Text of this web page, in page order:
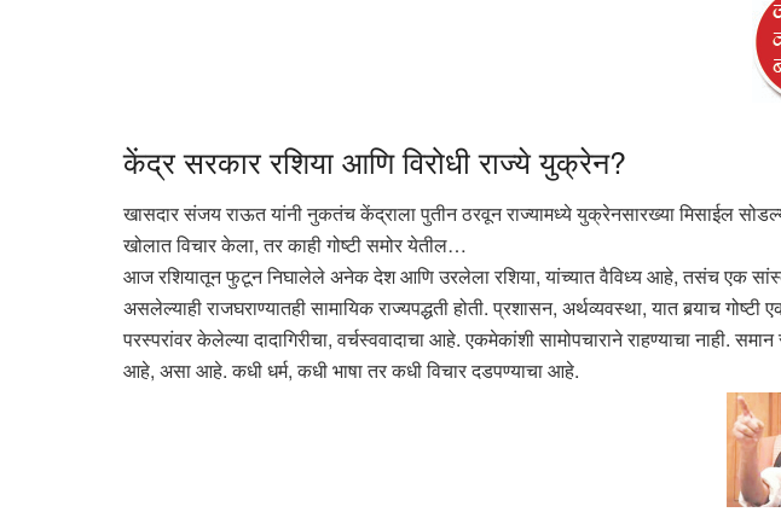
केंद्र सरकार रशिया आणि विरोधी राज्ये युक्रेन?
खासदार संजय राऊत यांनी नुकतंच केंद्राला पुतीन ठरवून राज्यामध्ये युक्रेनसारख्या मिसाईल
खोलात विचार केला, तर काही गोष्टी समोर येतील…
आज रशियातून फुटून निघालेले अनेक देश आणि उरलेला रशिया, यांच्यात वैविध्य आहे, तसंच एक
असलेल्याही राजघराण्यातही सामायिक राज्यपद्धती होती. प्रशासन, अर्थव्यवस्था, यात बर्‍याच
परस्परांवर केलेल्या दादागिरीचा, वर्चस्ववादाचा आहे. एकमेकांशी सामोपचाराने राहण्याचा
आहे, असा आहे. कधी धर्म, कधी भाषा तर कधी विचार दडपण्याचा आहे.